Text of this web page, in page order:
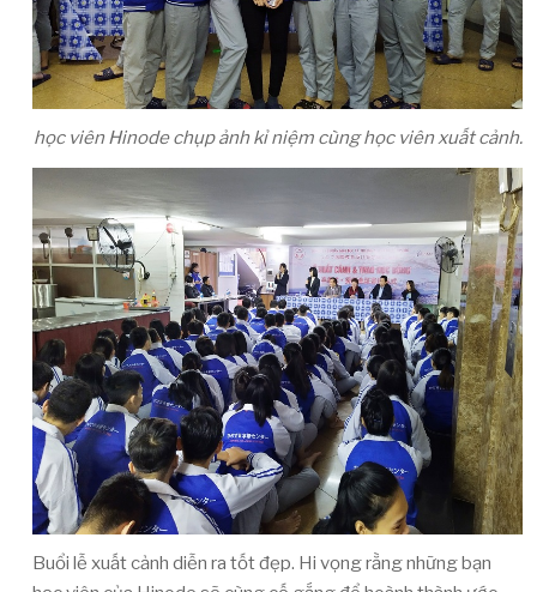
học viên Hinode chụp ảnh kỉ niệm cùng học viên xuất cảnh.
Buổi lễ xuất cảnh diễn ra tốt đẹp. Hi vọng rằng những bạn